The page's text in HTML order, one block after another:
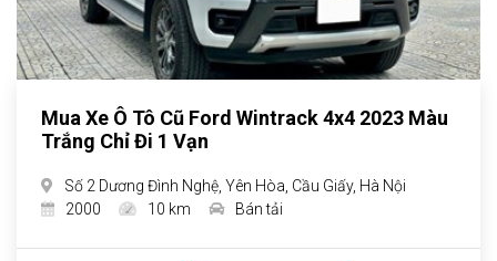
Mua Xe Ô Tô Cũ Ford Wintrack 4x4 2023 Màu
Trắng Chỉ Đi 1 Vạn
Số 2 Dương Đình Nghệ, Yên Hòa, Cầu Giấy, Hà Nội
2000
10 km Bán tải